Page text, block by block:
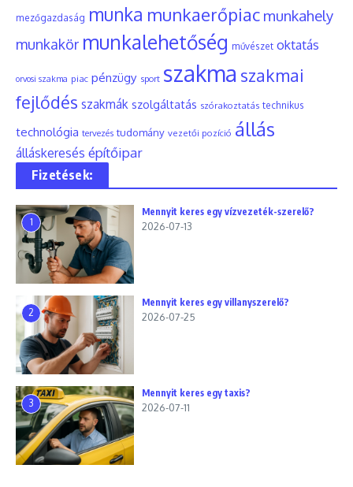
mezőgazdaság munka munkaerőpiac munkahely
munkakör munkalehetőség művészet oktatás
orvosi szakma piac pénzügy sport szakma szakmai
fejlődés szakmák szolgáltatás szórakoztatás technikus
technológia tervezés tudomány vezetői pozíció állás
álláskeresés építőipar
Fizetések:
1
Mennyit keres egy vízvezeték-szerelő?
2026-07-13
2
Mennyit keres egy villanyszerelő?
2026-07-25
3
Mennyit keres egy taxis?
2026-07-11